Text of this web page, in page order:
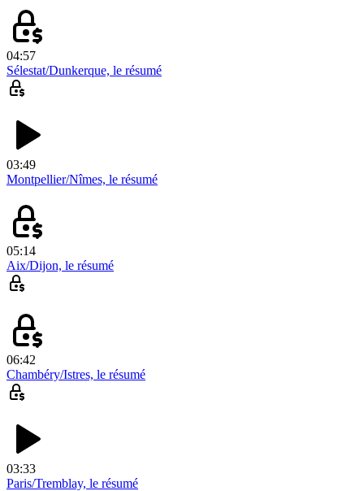
04:57
Sélestat/Dunkerque, le résumé
03:49
Montpellier/Nîmes, le résumé
05:14
Aix/Dijon, le résumé
06:42
Chambéry/Istres, le résumé
03:33
Paris/Tremblay, le résumé